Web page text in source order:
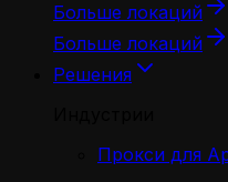
Больше локаций
Больше локаций
Решения
Прокси для